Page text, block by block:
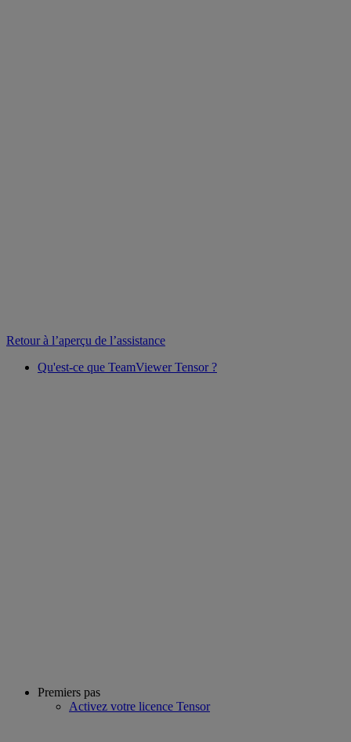
Retour à l’aperçu de l’assistance
Qu'est-ce que TeamViewer Tensor ?
Premiers pas
Activez votre licence Tensor